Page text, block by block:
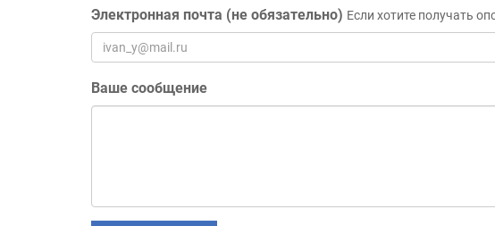
Электронная почта (не обязательно) Если хотите получать
Ваше сообщение